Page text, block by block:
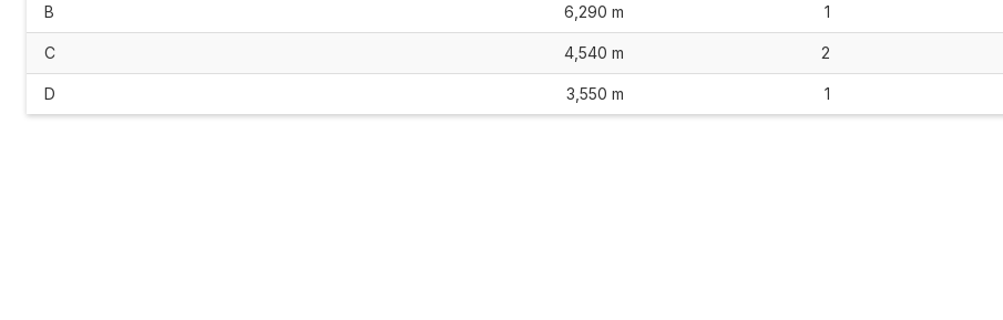
B 6,290 m 1
C 4,540 m 2
D 3,550 m 1